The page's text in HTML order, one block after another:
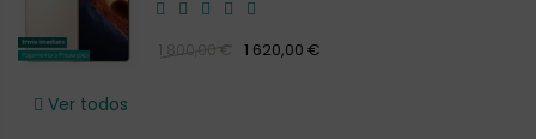
1 800,00 € 1 620,00 €
Ver todos